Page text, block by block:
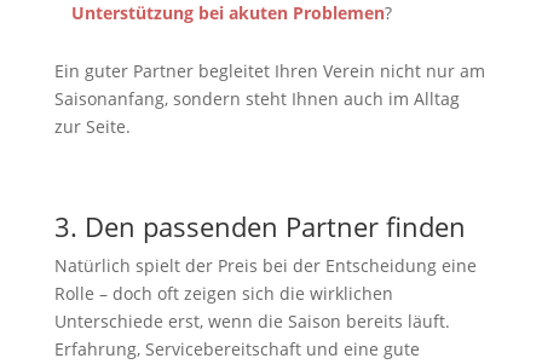
Unterstützung bei akuten Problemen?
Ein guter Partner begleitet Ihren Verein nicht nur am
Saisonanfang, sondern steht Ihnen auch im Alltag
zur Seite.
3. Den passenden Partner finden
Natürlich spielt der Preis bei der Entscheidung eine
Rolle – doch oft zeigen sich die wirklichen
Unterschiede erst, wenn die Saison bereits läuft.
Erfahrung, Servicebereitschaft und eine gute